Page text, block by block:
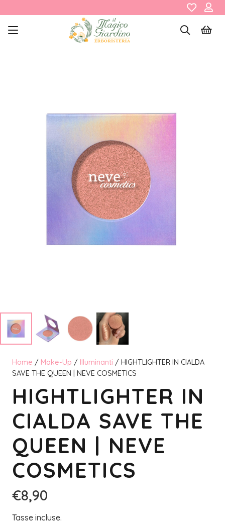
Home / Make-Up / Illuminanti / HIGHTLIGHTER IN CIALDA
SAVE THE QUEEN | NEVE COSMETICS
HIGHTLIGHTER IN
CIALDA SAVE THE
QUEEN | NEVE
COSMETICS
€8,90
Tasse incluse.